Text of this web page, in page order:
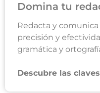
Domina tu
Redacta y
precisión y
gramática y
Descubre las